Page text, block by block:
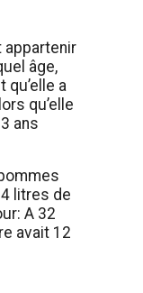
appartenir
âge,
qu’elle a
qu’elle
ans
litres de
A 32
avait 12